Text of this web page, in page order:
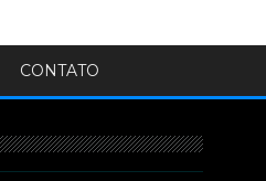
CONTATO